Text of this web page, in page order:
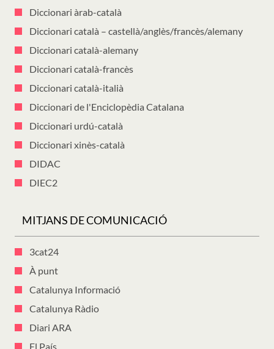
Diccionari àrab-català
Diccionari català – castellà/anglès/francès/alemany
Diccionari català-alemany
Diccionari català-francès
Diccionari català-italià
Diccionari de l'Enciclopèdia Catalana
Diccionari urdú-català
Diccionari xinès-català
DIDAC
DIEC2
MITJANS DE COMUNICACIÓ
3cat24
À punt
Catalunya Informació
Catalunya Ràdio
Diari ARA
El País